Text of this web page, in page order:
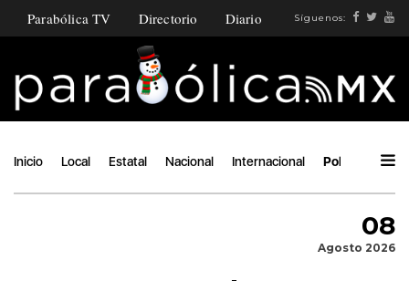
Parabólica TV Directorio Diario Síguenos:
Inicio Local Estatal Nacional Internacional Política
08
Agosto 2026